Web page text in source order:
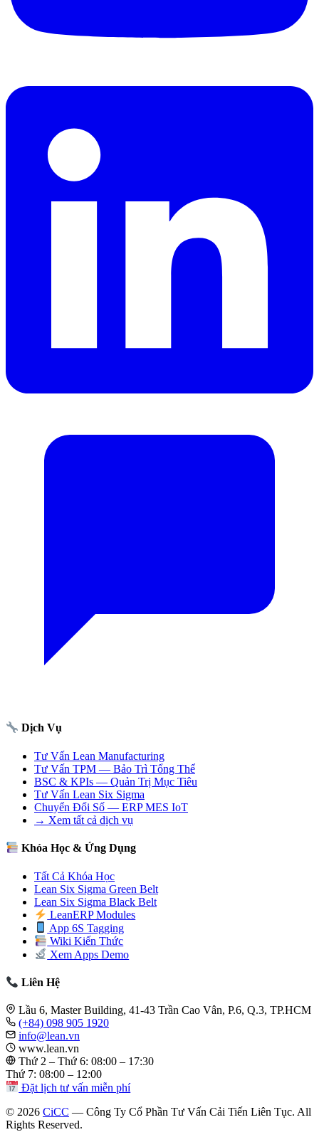
Dịch Vụ
Tư Vấn Lean Manufacturing
Tư Vấn TPM — Bảo Trì Tổng Thể
BSC & KPIs — Quản Trị Mục Tiêu
Tư Vấn Lean Six Sigma
Chuyển Đổi Số — ERP MES IoT
→ Xem tất cả dịch vụ
Khóa Học & Ứng Dụng
Tất Cả Khóa Học
Lean Six Sigma Green Belt
Lean Six Sigma Black Belt
LeanERP Modules
App 6S Tagging
Wiki Kiến Thức
Xem Apps Demo
Liên Hệ
Lầu 6, Master Building, 41-43 Trần Cao Vân, P.6, Q.3, TP.HCM
(+84) 098 905 1920
info@lean.vn
www.lean.vn
Thứ 2 – Thứ 6: 08:00 – 17:30
Thứ 7: 08:00 – 12:00
Đặt lịch tư vấn miễn phí
© 2026 CiCC — Công Ty Cổ Phần Tư Vấn Cải Tiến Liên Tục. All
Rights Reserved.